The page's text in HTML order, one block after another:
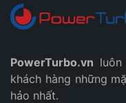
PowerTurbo.vn
khách hàng những
hảo nhất.